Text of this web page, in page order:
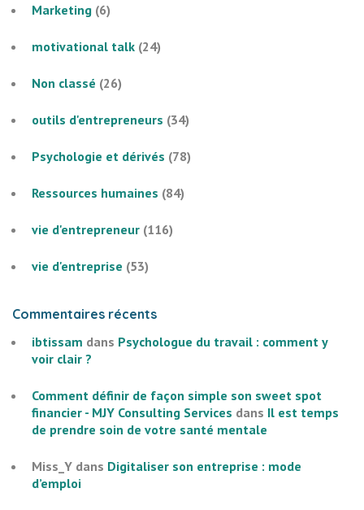
Marketing (6)
motivational talk (24)
Non classé (26)
outils d'entrepreneurs (34)
Psychologie et dérivés (78)
Ressources humaines (84)
vie d'entrepreneur (116)
vie d'entreprise (53)
Commentaires récents
ibtissam dans Psychologue du travail : comment y
voir clair ?
Comment définir de façon simple son sweet spot
financier - MJY Consulting Services dans Il est temps
de prendre soin de votre santé mentale
Miss_Y dans Digitaliser son entreprise : mode
d’emploi